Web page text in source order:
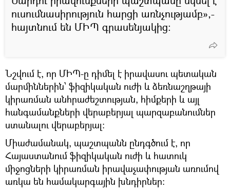
ուսումնասիրություն հարցի առնչությամբ»,-
հայտնում են ՄԻՊ գրասենյակից։
Նշվում է, որ ՄԻՊ-ը դիմել է իրավասու պետական
մարմիններին՝ ֆիզիկական ուժի և ձեռնաշղթայի
կիրառման անհրաժեշտության, հիմքերի և այլ
հանգամանքների վերաբերյալ պարզաբանումներ
ստանալու վերաբերյալ։
Միաժամանակ, պաշտպանն ընդգծում է, որ
Հայաստանում ֆիզիկական ուժի և հատուկ
միջոցների կիրառման իրավաչափության առումով
առկա են համակարգային խնդիրներ։